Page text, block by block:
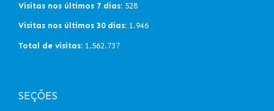
Visitas nos últimos 7 dias: 528
Visitas nos últimos 30 dias: 1.946
Total de visitas: 1.562.737
SEÇÕES